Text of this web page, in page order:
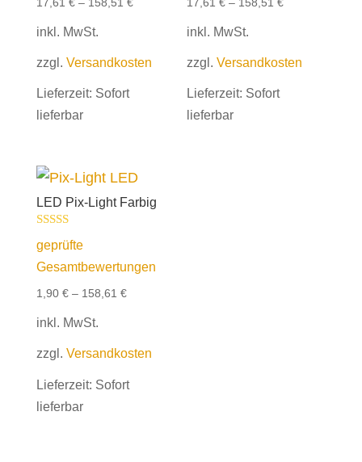
inkl. MwSt.
zzgl. Versandkosten
Lieferzeit: Sofort
lieferbar
inkl. MwSt.
zzgl.Versandkosten
Lieferzeit: Sofort
lieferbar
LED Pix-Light Farbig
Bewertet mit
5.00
von 5
geprüfte
Gesamtbewertungen
1,90 €– 158,61 €
inkl. MwSt.
zzgl. Versandkosten
Lieferzeit: Sofort
lieferbar